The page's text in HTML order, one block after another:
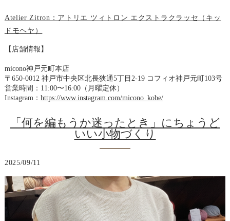
Atelier Zitron：アトリエ ツィトロン エクストラクラッセ（キッ
ドモヘヤ）
【店舗情報】
micono神戸元町本店
〒650-0012 神戸市中央区北長狭通5丁目2-19 コフィオ神戸元町103号
営業時間：11:00〜16:00（月曜定休）
Instagram： https://www.instagram.com/micono_kobe/
「何を編もうか迷ったとき」にちょうど
いい小物づくり
2025/09/11